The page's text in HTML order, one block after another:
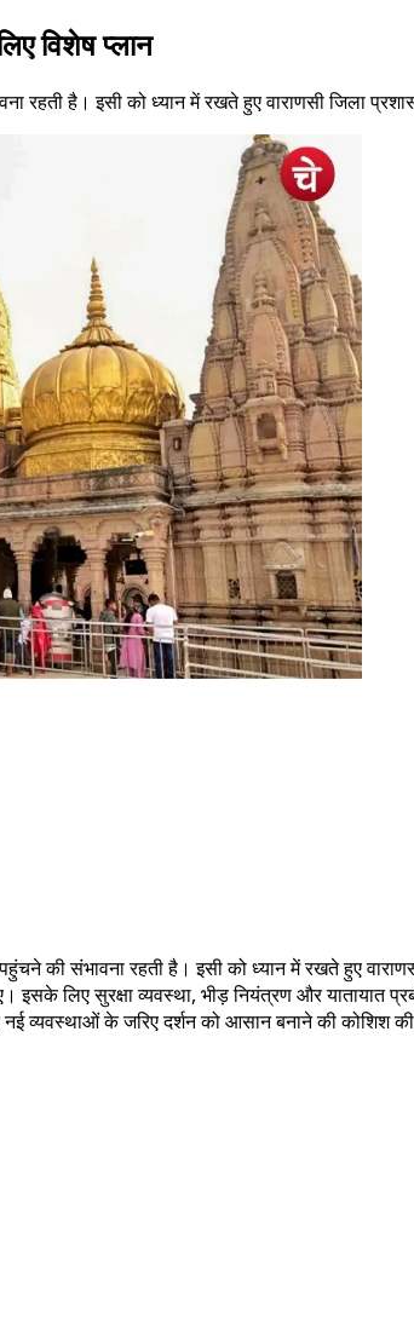
विशेष प्लान
रहती है। इसी को ध्यान में रखते हुए वाराणसी जिला
की संभावना रहती है। इसी को ध्यान में रखते हुए
लिए सुरक्षा व्यवस्था, भीड़ नियंत्रण और यातायात
व्यवस्थाओं के जरिए दर्शन को आसान बनाने की कोशिश